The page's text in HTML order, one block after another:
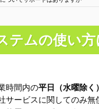
テムの使い
時間内の平日（水曜除
サービスに関してのみ無